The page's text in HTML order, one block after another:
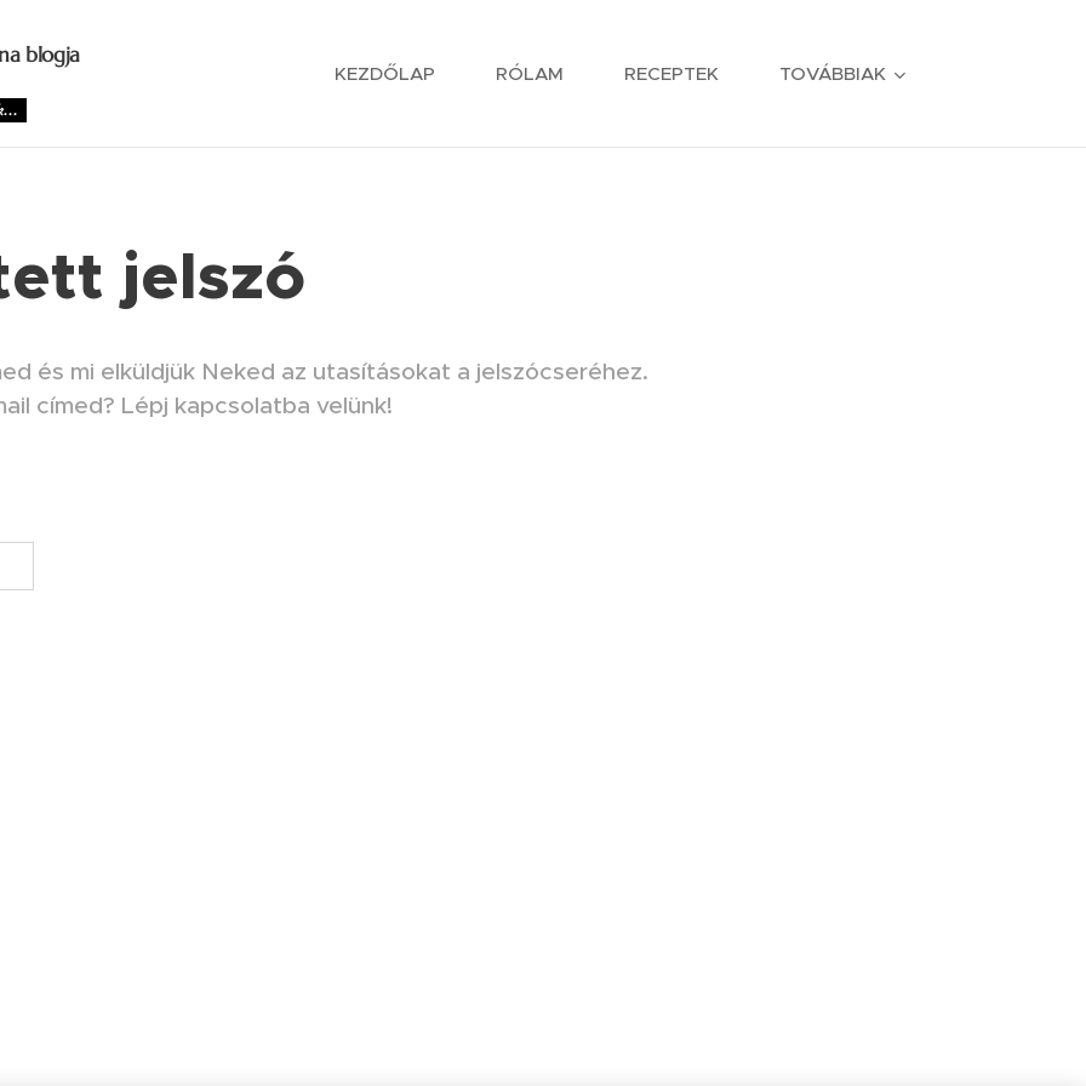
blogja
KEZDŐLAP RÓLAM RECEPTEK TOVÁBBIAK
jelszó
és mi elküldjük Neked az utasításokat a jelszócseréhez.
címed? Lépj kapcsolatba velünk!